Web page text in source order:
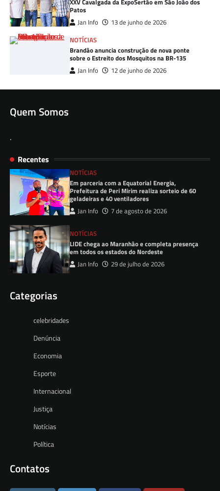
Patos
Jan Info
13 de junho de 2026
NOTÍCIAS
Brandão anuncia construção de nova ponte
sobre o Estreito dos Mosquitos na BR-135
Jan Info 12 de junho de 2026
Quem Somos
.
Recentes
NOTÍCIAS
Em parceria com a Equatorial Energia,
Prefeitura de Peri Mirim realiza sorteio de 60
geladeiras e 40 ventiladores
Jan Info 7 de agosto de 2026
NOTÍCIAS
LIDE chega ao Maranhão e completa presença
em todos os estados do Nordeste
Jan Info 29 de julho de 2026
Categorias
celebridades
Denúncia
Economia
Esporte
Internacional
Justiça
Notícias
Política
Contatos